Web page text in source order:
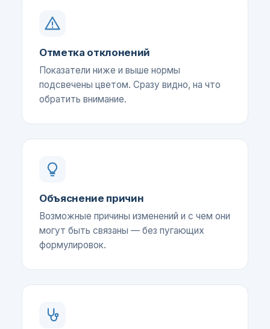
Отметка отклонений
Показатели ниже и выше нормы
подсвечены цветом. Сразу видно, на что
обратить внимание.
Объяснение причин
Возможные причины изменений и с чем они
могут быть связаны — без пугающих
формулировок.